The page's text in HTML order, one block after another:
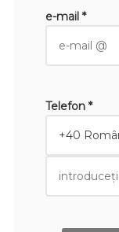
e-mail *
Telefon *